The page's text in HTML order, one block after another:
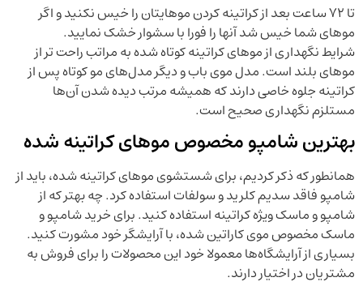
تا 72 ساعت بعد از کراتینه کردن موهایتان را خیس نکنید و اگر
موهای شما خیس شد آنها را فورا با سشوار خشک نمایید.
شرایط نگهداری از موهای کراتینه کوتاه شده به مراتب راحت تر از
موهای بلند است. مدل موی باب و دیگر مدل‌های مو کوتاه پس از
کراتینه جلوه خاصی دارند که همیشه مرتب دیده شدن آن‌ها
مستلزم نگهداری صحیح است.
بهترین شامپو مخصوص موهای کراتینه شده
همانطور که ذکر کردیم، برای شستشوی موهای کراتینه شده، باید از
شامپو فاقد سدیم کلرید و سولفات استفاده کرد. چه بهتر که از
شامپو و ماسک ویژه کراتینه استفاده کنید. برای خرید شامپو و
ماسک مخصوص موی کاراتین شده، با آرایشگر خود مشورت کنید.
بسیاری از آرایشگاه‌ها معمولا خود این محصولات را برای فروش به
مشتریان در اختیار دارند.